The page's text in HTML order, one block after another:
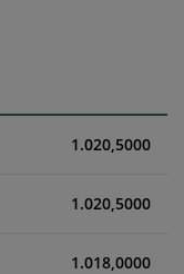
1.020,5000
1.020,5000
1.018,0000